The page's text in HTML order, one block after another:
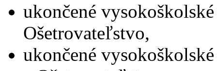
ukončené
Ošetrovateľstvo,
ukončené